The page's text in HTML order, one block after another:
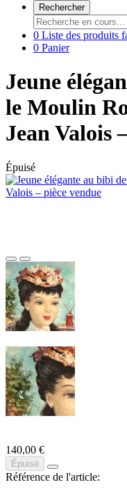
Rechercher
0 Liste des produits
0 Panier
Jeune
le Moulin
Jean Valois
Épuisé
140,00 €
Épuisé
Référence de l'article: